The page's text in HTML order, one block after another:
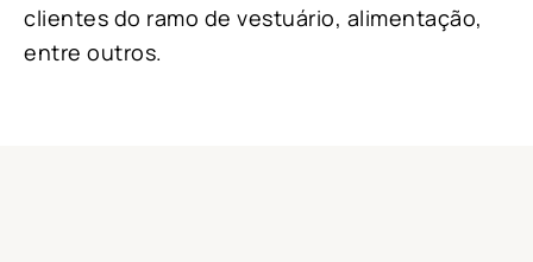
clientes do ramo de vestuário, alimentação,
entre outros.